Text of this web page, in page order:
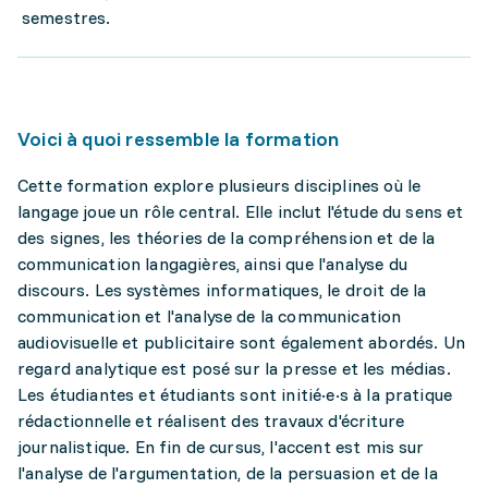
semestres.
Voici à quoi ressemble la formation
Cette formation explore plusieurs disciplines où le
langage joue un rôle central. Elle inclut l'étude du sens et
des signes, les théories de la compréhension et de la
communication langagières, ainsi que l'analyse du
discours. Les systèmes informatiques, le droit de la
communication et l'analyse de la communication
audiovisuelle et publicitaire sont également abordés. Un
regard analytique est posé sur la presse et les médias.
Les étudiantes et étudiants sont initié·e·s à la pratique
rédactionnelle et réalisent des travaux d'écriture
journalistique. En fin de cursus, l'accent est mis sur
l'analyse de l'argumentation, de la persuasion et de la